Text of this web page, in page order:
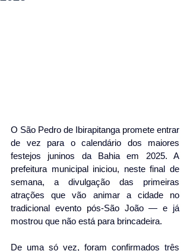
O São Pedro de Ibirapitanga promete entrar
de vez para o calendário dos maiores
festejos juninos da Bahia em 2025. A
prefeitura municipal iniciou, neste final de
semana, a divulgação das primeiras
atrações que vão animar a cidade no
tradicional evento pós-São João — e já
mostrou que não está para brincadeira.
De uma só vez, foram confirmados três